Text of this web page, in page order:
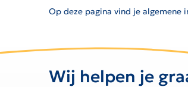
Op deze pagina vind je
Wij helpen je